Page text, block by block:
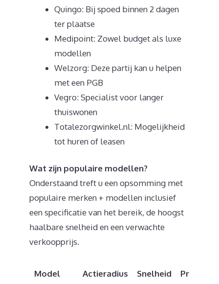
Quingo: Bij spoed binnen 2 dagen
ter plaatse
Medipoint: Zowel budget als luxe
modellen
Welzorg: Deze partij kan u helpen
met een PGB
Vegro: Specialist voor langer
thuiswonen
Totalezorgwinkel.nl: Mogelijkheid
tot huren of leasen
Wat zijn populaire modellen?
Onderstaand treft u een opsomming met
populaire merken + modellen inclusief
een specificatie van het bereik, de hoogst
haalbare snelheid en een verwachte
verkoopprijs.
Model Actieradius Snelheid Prijs